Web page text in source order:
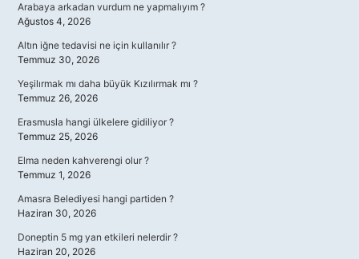
Arabaya arkadan vurdum ne yapmalıyım ?
Ağustos 4, 2026
Altın iğne tedavisi ne için kullanılır ?
Temmuz 30, 2026
Yeşilırmak mı daha büyük Kızılırmak mı ?
Temmuz 26, 2026
Erasmusla hangi ülkelere gidiliyor ?
Temmuz 25, 2026
Elma neden kahverengi olur ?
Temmuz 1, 2026
Amasra Belediyesi hangi partiden ?
Haziran 30, 2026
Doneptin 5 mg yan etkileri nelerdir ?
Haziran 20, 2026